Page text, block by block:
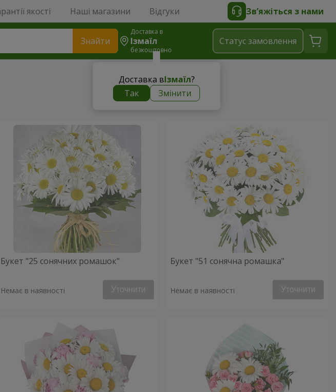
якості Наші магазини Відгуки Зв’яжіться з нами
Знайти
Доставка в
Ізмаїл
безкоштовно
Доставка вІзмаїл?
Так
Змінити
Статус замовлення
Букет "25 сонячних ромашок"
Немає в наявності Уточнити
Букет "51 сонячна ромашка"
Немає в наявності Уточнити